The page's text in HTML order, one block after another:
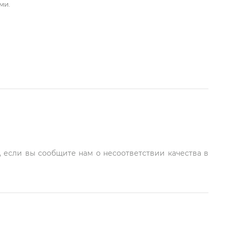
вы сообщите нам о несоответствии качества в